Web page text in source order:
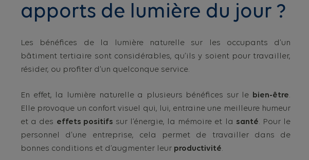
apports de lumière du jour ?
Les bénéfices de la lumière naturelle sur les occupants d’un
bâtiment tertiaire sont considérables, qu’ils y soient pour travailler,
résider, ou profiter d’un quelconque service.
En effet, la lumière naturelle a plusieurs bénéfices sur le bien-être.
Elle provoque un confort visuel qui, lui, entraine une meilleure humeur
et a des effets positifs sur l’énergie, la mémoire et la santé. Pour le
personnel d’une entreprise, cela permet de travailler dans de
bonnes conditions et d’augmenter leur productivité.